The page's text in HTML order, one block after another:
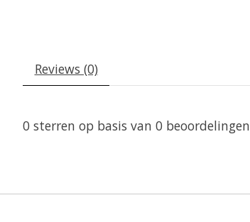
Reviews (0)
0 sterren op basis van 0 beoordelingen